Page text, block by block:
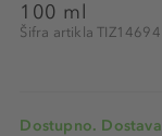
100 ml
Šifra artikla TIZ14694
Dostupno.